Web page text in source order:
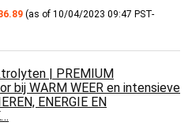
(as of 10/04/2023 09:47 PST-
| PREMIUM
bij WARM WEER en intensieve
ENERGIE EN